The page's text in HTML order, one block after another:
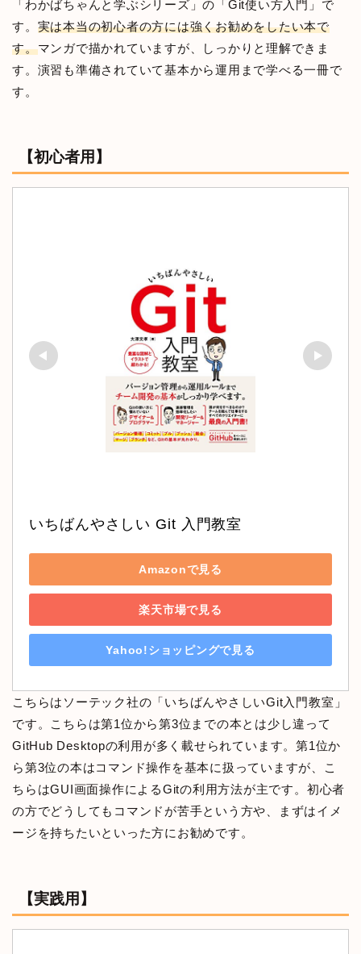
「わかばちゃんと学ぶシリーズ」の「Git使い方入門」で
す。 実は本当の初心者の方には強くお勧めをしたい本で
す。マンガで描かれていますが、しっかりと理解できま
す。演習も準備されていて基本から運用まで学べる一冊で
す。
【初心者用】
いちばんやさしい Git 入門教室
Amazonで見る
楽天市場で見る
Yahoo!ショッピングで見る
こちらはソーテック社の「いちばんやさしいGit入門教室」
です。こちらは第1位から第3位までの本とは少し違って
GitHub Desktopの利用が多く載せられています。第1位か
ら第3位の本はコマンド操作を基本に扱っていますが、こ
ちらはGUI画面操作によるGitの利用方法が主です。初心者
の方でどうしてもコマンドが苦手という方や、まずはイメ
ージを持ちたいといった方にお勧めです。
【実践用】